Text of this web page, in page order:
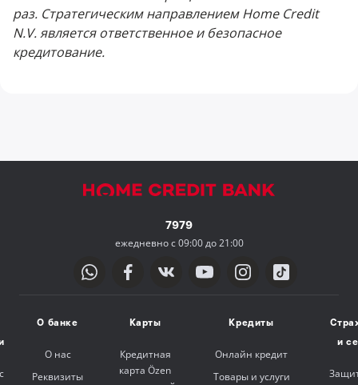
раз. Стратегическим направлением Home Credit
N.V. является ответственное и безопасное
кредитование.
7979
ежедневно с 09:00 до 21:00
О банке
О нас
Реквизиты
Карты
Кредитная
карта Özen
Кредиты
Онлайн кредит
Товары и услуги
и